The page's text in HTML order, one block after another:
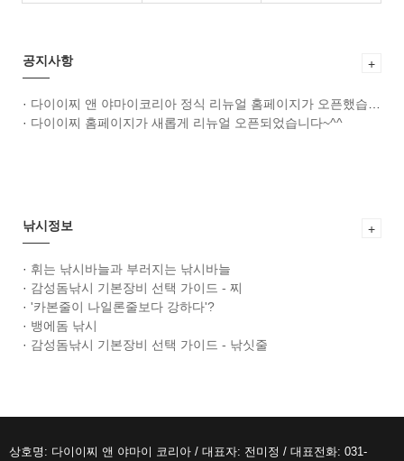
공지사항 +
· 다이이찌 앤 야마이코리아 정식 리뉴얼 홈페이지가 오픈했습니다~^^
· 다이이찌 홈페이지가 새롭게 리뉴얼 오픈되었습니다~^^
낚시정보 +
· 휘는 낚시바늘과 부러지는 낚시바늘
· 감성돔낚시 기본장비 선택 가이드 - 찌
· '카본줄이 나일론줄보다 강하다'?
· 뱅에돔 낚시
· 감성돔낚시 기본장비 선택 가이드 - 낚싯줄
상호명: 다이이찌 앤 야마이 코리아 / 대표자: 전미정 / 대표전화: 031-